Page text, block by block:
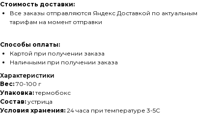
Стоимость доставки:
Все заказы отправляются Яндекс Доставкой по актуальным
тарифам на момент отправки
Способы оплаты:
Картой при получении заказа
Наличными при получении заказа
Характеристики
Вес: 70-100 г
Упаковка:термобокс
Состав: устрица
Условия хранения: 24 часа при температуре 3-5С